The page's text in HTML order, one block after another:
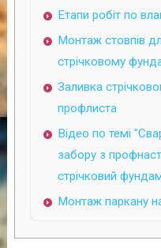
Етапи робіт по
Монтаж стовпів
стрічковому
Заливка
профлиста
Відео по темі
забору з
стрічковий
Монтаж паркану